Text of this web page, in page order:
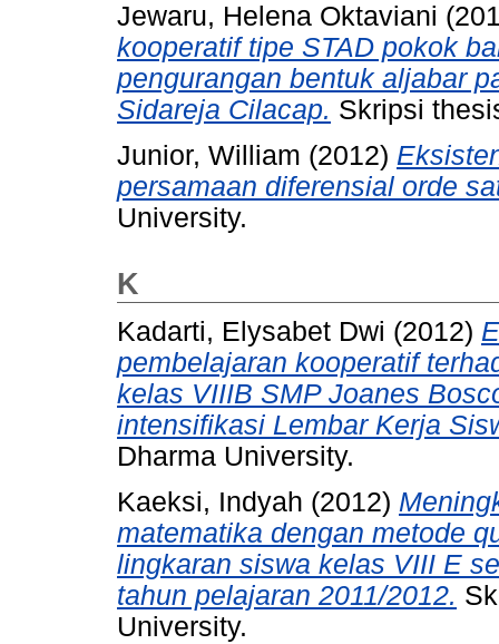
Jewaru, Helena Oktaviani
kooperatif tipe STAD pokok
pengurangan bentuk aljabar
Sidareja Cilacap. Skripsi
Junior, William (2012)
persamaan diferensial orde
University.
K
Kadarti, Elysabet Dwi (2012)
pembelajaran kooperatif
kelas VIIIB SMP Joanes
intensifikasi Lembar Kerja
Dharma University.
Kaeksi, Indyah (2012)
matematika dengan metode
lingkaran siswa kelas VIII E
tahun pelajaran 2011/2012.
University.